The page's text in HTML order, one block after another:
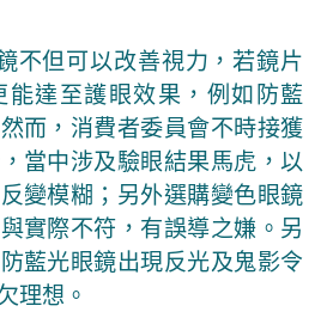
不但可以改善視力，若鏡片
能達至護眼效果，例如防藍
而，消費者委員會不時接獲
當中涉及驗眼結果馬虎，以
變模糊；另外選購變色眼鏡
實際不符，有誤導之嫌。另
藍光眼鏡出現反光及鬼影令
理想。